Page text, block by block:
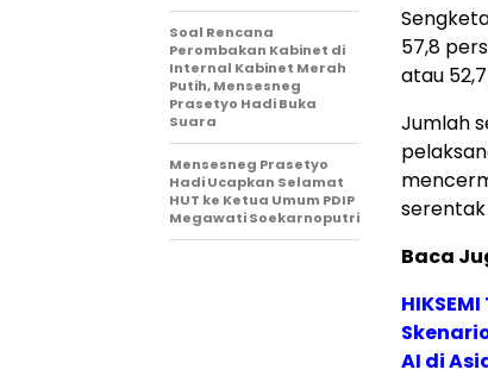
57,8
atau
Jumlah
serentak
Baca
AI di
Soal Rencana
Perombakan Kabinet di
Internal Kabinet Merah
Putih, Mensesneg
Prasetyo Hadi Buka
Suara
Mensesneg Prasetyo
Hadi Ucapkan Selamat
HUT ke Ketua Umum PDIP
Megawati Soekarnoputri